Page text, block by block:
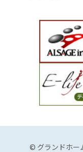
© グランドホー